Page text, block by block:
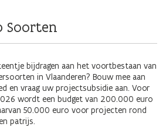
Soorten
bijdragen aan het voortbestaan van
in Vlaanderen? Bouw mee aan
en vraag uw projectsubsidie aan. Voor
wordt een budget van 200.000 euro
50.000 euro voor projecten rond
patrijs.